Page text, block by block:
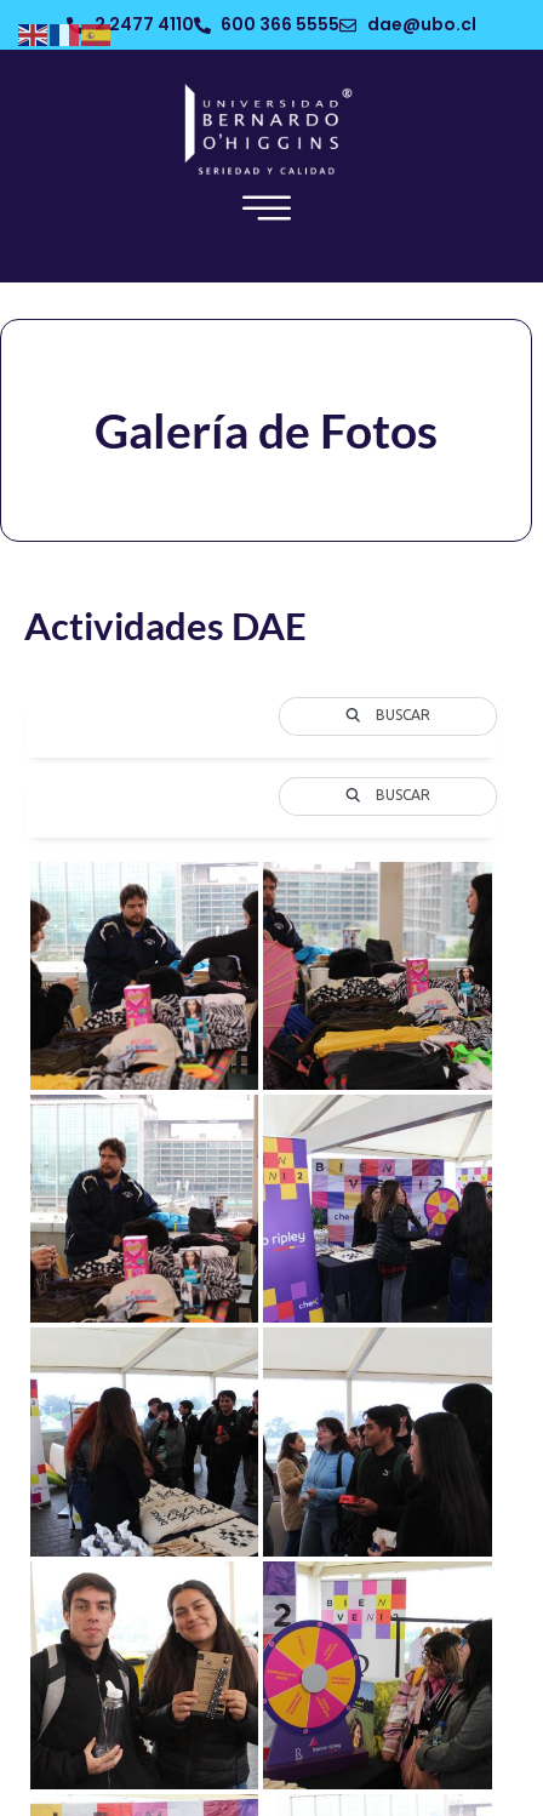
2 2477 4110 600 366 5555 dae@ubo.cl
Galería de Fotos
Actividades DAE
BUSCAR
BUSCAR